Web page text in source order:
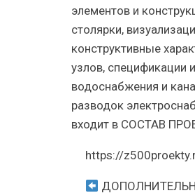
элементов и
столярки,
конструктивные
узлов,
водоснабжения и
разводок
входит в СОСТАВ
https://